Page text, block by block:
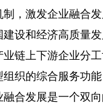
，激发企业融合
设和经济高质量
链上下游企业分
织的综合服务功
合发展是一个双